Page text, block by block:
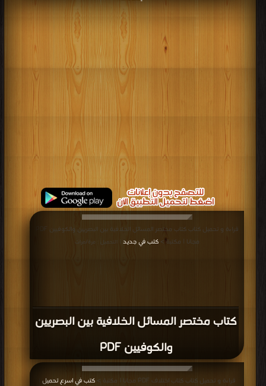
كتاب مختصر المسائل الخلافية بين البصريين
والكوفيين PDF
مجانا | مكتبة >كتب في جديد | التحميل : مرة/مرات
قراءة و تحميل كتاب كتاب اختلاف PDF مجانا | مكتبة > كتب في اسرع تحميل